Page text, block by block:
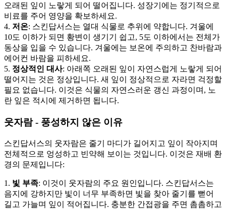
오래된 잎이 노랗게 되어 떨어집니다. 성장기에는 정기적으로
비료를 주어 영양을 확보하세요.
4. 저온: 스킨답서스는 열대 식물로 추위에 약합니다. 겨울에
10도 이하가 되면 황변이 생기기 쉽고, 5도 이하에서는 전체가
동상을 입을 수 있습니다. 겨울에는 보온에 주의하고 찬바람과
에어컨 바람을 피하세요.
5. 정상적인 대사: 아래쪽 오래된 잎이 자연스럽게 노랗게 되어
떨어지는 것은 정상입니다. 새 잎이 정상적으로 자라면 걱정할
필요 없습니다. 이것은 식물의 자연스러운 갱신 과정이며, 노
란 잎은 적시에 제거하면 됩니다.
웃자람 - 풍성하지 않은 이유
스킨답서스의 웃자람은 줄기 마디가 길어지고 잎이 작아지며
전체적으로 엉성하고 빈약해 보이는 것입니다. 이것은 재배 환
경의 문제입니다:
1. 빛 부족: 이것이 웃자람의 주요 원인입니다. 스킨답서스는
음지에 강하지만 빛이 너무 부족하면 빛을 찾아 줄기를 뻗어
길고 가늘며 잎이 적어집니다. 충분한 간접광을 주면 촘촘하고